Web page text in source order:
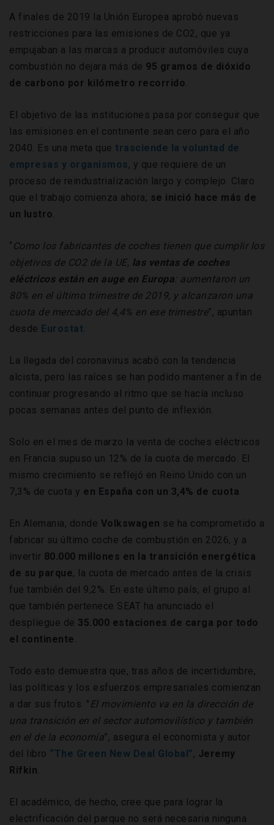
A finales de 2019 la Unión Europea aprobó nuevas
restricciones para las emisiones de CO2, que ya
empujaban a las marcas a producir automóviles cuya
combustión no dejara más de 95 gramos de dióxido
de carbono por kilómetro recorrido.
El objetivo de las instituciones pasa por conseguir que
las emisiones en el continente sean cero para el año
2040. Es una meta que trasciende la voluntad de
empresas y organismos, y que requiere de un
proceso de reindustrialización largo y complejo. Claro
que el trabajo comienza ahora; se inició hace más de
un lustro.
“ Como los fabricantes de coches tienen que cumplir los
objetivos de CO2 de la UE, las ventas de coches
eléctricos están en auge en Europa: aumentaron un
80% en el último trimestre de 2019, y alcanzaron una
cuota de mercado del 4,4% en ese trimestre”, apuntan
desde Eurostat.
La llegada del coronavirus acabó con la tendencia
alcista, pero las raíces se han podido mantener a fin de
continuar progresando al ritmo que se hacía incluso
pocas semanas antes del punto de inflexión.
Solo en el mes de marzo la venta de coches eléctricos
en Francia supuso un 12% de la cuota de mercado. El
mismo crecimiento se reflejó en Reino Unido con un
7,3% de cuota y en España con un 3,4% de cuota.
En Alemania, donde Volkswagen se ha comprometido a
fabricar su último coche de combustión en 2026, y a
invertir 80.000 millones en la transición energética
de su parque, la cuota de mercado antes de la crisis
fue también del 9,2%. En este último país, el grupo al
que también pertenece SEAT ha anunciado el
despliegue de 35.000 estaciones de carga por todo
el continente.
Todo esto demuestra que, tras años de incertidumbre,
las políticas y los esfuerzos empresariales comienzan
a dar sus frutos. " El movimiento va en la dirección de
una transición en el sector automovilístico y también
en el de la economía”, asegura el economista y autor
del libro “The Green New Deal Global”, Jeremy
Rifkin.
El académico, de hecho, cree que para lograr la
electrificación del parque no será necesaria ninguna